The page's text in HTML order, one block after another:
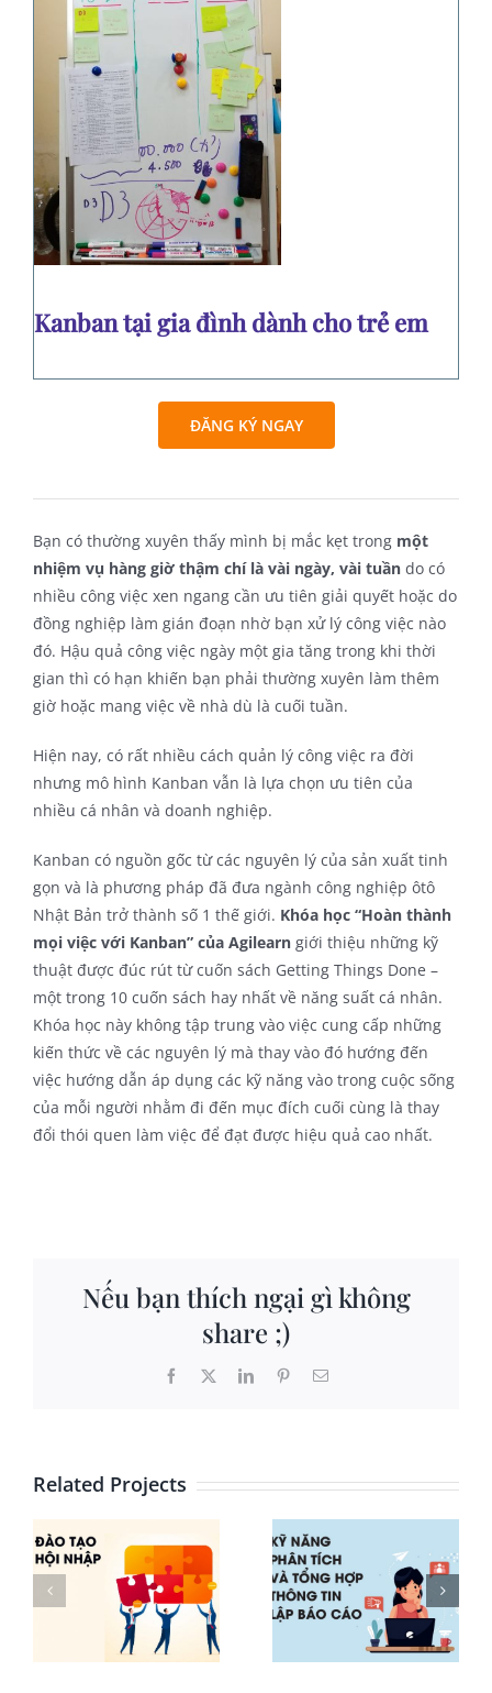
Kanban tại gia đình dành cho trẻ em
ĐĂNG KÝ NGAY
Bạn có thường xuyên thấy mình bị mắc kẹt trong một
nhiệm vụ hàng giờ thậm chí là vài ngày, vài tuầndo có
nhiều công việc xen ngang cần ưu tiên giải quyết hoặc do
đồng nghiệp làm gián đoạn nhờ bạn xử lý công việc nào
đó. Hậu quả công việc ngày một gia tăng trong khi thời
gian thì có hạn khiến bạn phải thường xuyên làm thêm
giờ hoặc mang việc về nhà dù là cuối tuần.
Hiện nay, có rất nhiều cách quản lý công việc ra đời
nhưng mô hình Kanban vẫn là lựa chọn ưu tiên của
nhiều cá nhân và doanh nghiệp.
Kanban có nguồn gốc từ các nguyên lý của sản xuất tinh
gọn và là phương pháp đã đưa ngành công nghiệp ôtô
Nhật Bản trở thành số 1 thế giới. Khóa học “Hoàn thành
mọi việc với Kanban” của Agilearngiới thiệu những kỹ
thuật được đúc rút từ cuốn sách Getting Things Done –
một trong 10 cuốn sách hay nhất về năng suất cá nhân.
Khóa học này không tập trung vào việc cung cấp những
kiến thức về các nguyên lý mà thay vào đó hướng đến
việc hướng dẫn áp dụng các kỹ năng vào trong cuộc sống
của mỗi người nhằm đi đến mục đích cuối cùng là thay
đổi thói quen làm việc để đạt được hiệu quả cao nhất.
Nếu bạn thích ngại gì không
share ;)
Facebook LinkedInPinterestEmail
Related Projects
Kỹ năng
phân tích và
tổng hợp
thông tin,
Ra quyết
định và giải
quyết vấn
đề hiệu quả